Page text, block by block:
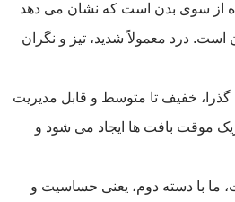
از سوی بدن است که نشان می دهد
درد معمولاً شدید، تیز و نگران
خفیف تا متوسط و قابل مدیریت
موقت بافت ها ایجاد می شود و
ما با دسته دوم، یعنی حساسیت و